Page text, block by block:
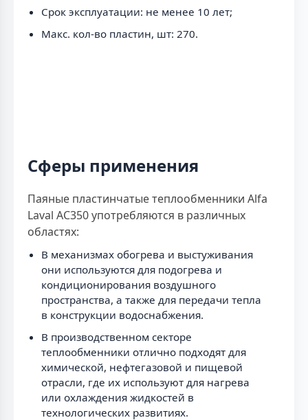
Срок эксплуатации: не менее 10 лет;
Макс. кол-во пластин, шт: 270.
Сферы применения
Паяные пластинчатые теплообменники Alfa
Laval AC350 употребляются в различных
областях:
В механизмах обогрева и выстуживания
они используются для подогрева и
кондиционирования воздушного
пространства, а также для передачи тепла
в конструкции водоснабжения.
В производственном секторе
теплообменники отлично подходят для
химической, нефтегазовой и пищевой
отрасли, где их используют для нагрева
или охлаждения жидкостей в
технологических развитиях.